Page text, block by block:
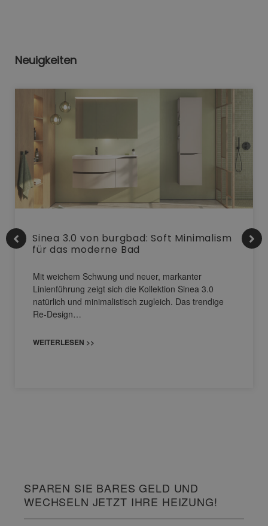
Neuigkeiten
Sinea 3.0 von burgbad: Soft Minimalism
für das moderne Bad
Mit weichem Schwung und neuer, markanter
Linienführung zeigt sich die Kollektion Sinea 3.0
natürlich und minimalistisch zugleich. Das trendige
Re-Design…
WEITERLESEN >>
SPAREN SIE BARES GELD UND
WECHSELN JETZT IHRE HEIZUNG!